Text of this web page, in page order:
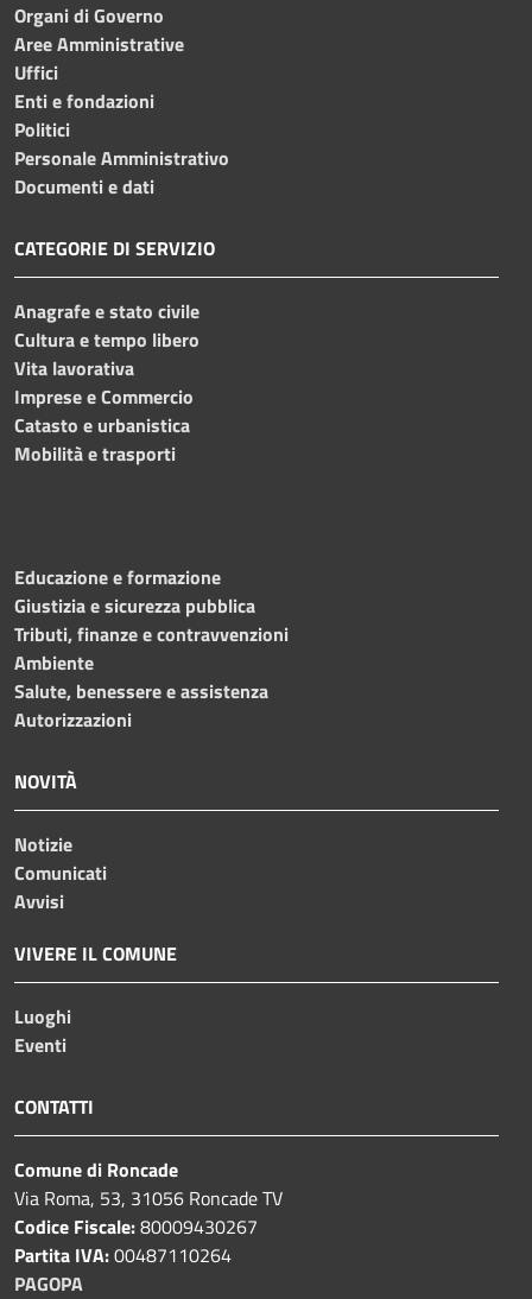
Organi di Governo
Aree Amministrative
Uffici
Enti e fondazioni
Politici
Personale Amministrativo
Documenti e dati
CATEGORIE DI SERVIZIO
Anagrafe e stato civile
Cultura e tempo libero
Vita lavorativa
Imprese e Commercio
Catasto e urbanistica
Mobilità e trasporti
Educazione e formazione
Giustizia e sicurezza pubblica
Tributi, finanze e contravvenzioni
Ambiente
Salute, benessere e assistenza
Autorizzazioni
NOVITÀ
Notizie
Comunicati
Avvisi
VIVERE IL COMUNE
Luoghi
Eventi
CONTATTI
Comune di Roncade
Via Roma, 53, 31056 Roncade TV
Codice Fiscale:80009430267
Partita IVA:00487110264
PAGOPA